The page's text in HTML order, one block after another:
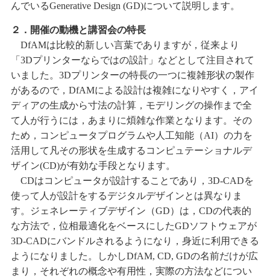
んでいるGenerative Design (GD)について説明します。
２．開催の動機と講習会の特長
DfAMは比較的新しい言葉でありますが，従来より
「3Dプリンターならではの設計」などとして注目されて
いました。3Dプリンターの特長の一つに複雑形状の製作
があるので，DfAMによる設計は複雑になりやすく，アイ
ディアの生成から寸法の計算，モデリングの操作まで全
て人が行うには，あまりに煩雑な作業となります。その
ため，コンピュータプログラムや人工知能（AI）の力を
活用して凡その形状を生成するコンピュテーショナルデ
ザイン(CD)が有効な手段となります。
CDはコンピュータが設計することであり，3D-CADを
使って人が設計をするデジタルデザインとは異なりま
す。ジェネレーティブデザイン（GD）は，CDの代表的
な方法で，位相最適化をベースにしたGDソフトウェアが
3D-CADにバンドルされるようになり，身近に利用できる
ようになりました。しかしDfAM, CD, GDの名前だけが広
まり，それぞれの概念や有用性，実際の方法などについ